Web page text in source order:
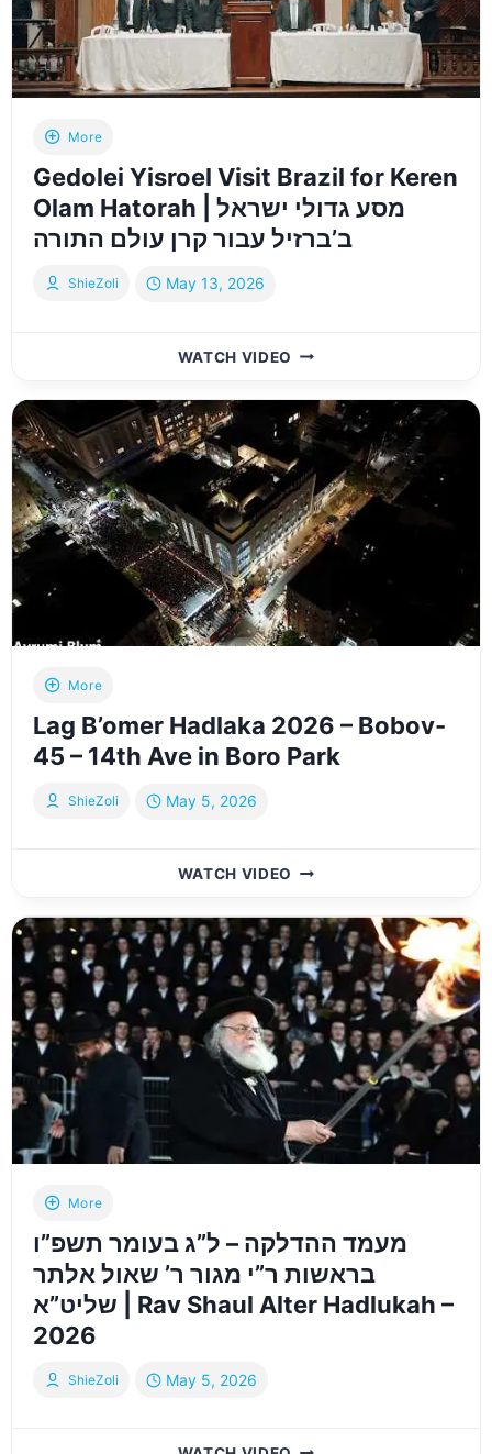
סוסנה
|
ISRAEL
SOSNA
More
Gedolei Yisroel Visit Brazil for Keren
Olam Hatorah | מסע גדולי ישראל
ב’ברזיל עבור קרן עולם התורה
ShieZoli May 13, 2026
WATCH VIDEO GEDOLEI
VISIT
BRAZIL
FOR
KEREN
OLAM
HATORAH
|
מסע
גדולי
ישראל
ב’ברזיל
עבור
התורה
More
Lag B’omer Hadlaka 2026 – Bobov-
45 – 14th Ave in Boro Park
ShieZoli May 5, 2026
WATCH VIDEO LAG
HADLAKA
2026
–
BOBOV-
45
–
14TH
AVE
BORO
PARK
More
מעמד ההדלקה – ל”ג בעומר תשפ”ו
בראשות ר”י מגור ר’ שאול אלתר
שליט”א | Rav Shaul Alter Hadlukah –
2026
ShieZoli May 5, 2026
מעמד